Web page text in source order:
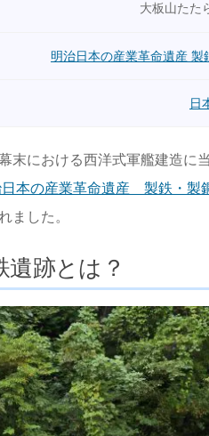
大板山たた
明治日本の産業革命遺産
日
末における西洋式軍艦建造に
日本の産業革命遺産 製鉄・製
ました。
遺跡とは？